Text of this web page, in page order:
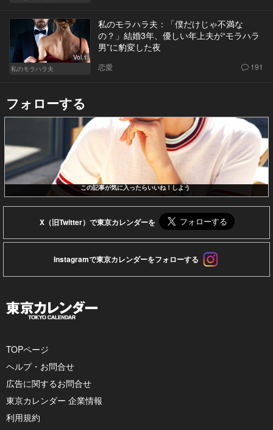
Vol.1
私のモラハラ夫
私のモラハラ夫：「僕だけじゃ不満な
の？」結婚3年、優しい年上夫が“モラハラ
男”に豹変した夜
恋愛 191
フォローする
この記事が気に入ったらいいね！しよう
X（旧Twitter）で東京カレンダーを
Instagramで東京カレンダーをフォローする
TOPページ
ヘルプ・お問合せ
広告に関するお問合せ
東京カレンダー 企業情報
利用規約